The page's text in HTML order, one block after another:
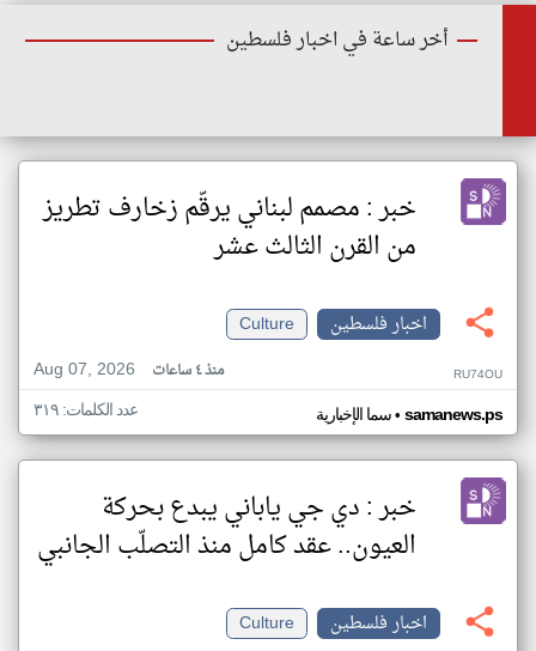
أخر ساعة في اخبار فلسطين
خبر : مصمم لبناني يرقّم زخارف تطريز
من القرن الثالث عشر
اخبار فلسطين
Culture
Aug 07, 2026
منذ ٤ ساعات RU74OU
سما الإخبارية• samanews.ps عدد الكلمات: ٣١٩
خبر : دي جي ياباني يبدع بحركة
العيون.. عقد كامل منذ التصلّب الجانبي
اخبار فلسطين Culture